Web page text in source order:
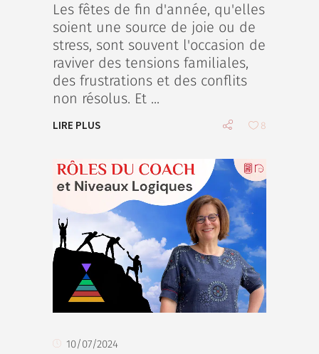
Les fêtes de fin d'année, qu'elles
soient une source de joie ou de
stress, sont souvent l'occasion de
raviver des tensions familiales,
des frustrations et des conflits
non résolus. Et
LIRE PLUS 8
10/07/2024